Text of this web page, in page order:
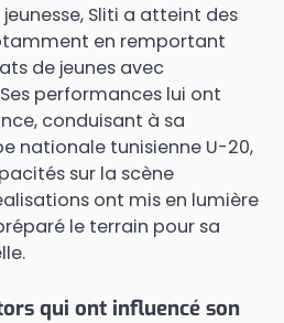
Sliti a atteint des
en remportant
de jeunes avec
Ses performances lui ont
conduisant à sa
nationale tunisienne U-20,
sur la scène
ont mis en lumière
le terrain pour sa
qui ont influencé son